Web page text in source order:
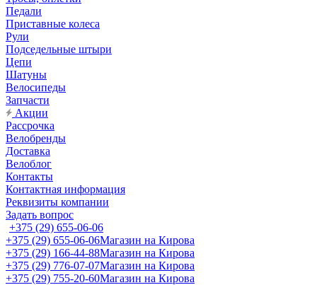
Педали
Приставные колеса
Рули
Подседельные штыри
Цепи
Шатуны
Велосипеды
Запчасти
Акции
Рассрочка
Велобренды
Доставка
Велоблог
Контакты
Контактная информация
Реквизиты компании
Задать вопрос
+375 (29) 655-06-06
+375 (29) 655-06-06Магазин на Кирова
+375 (29) 166-44-88Магазин на Кирова
+375 (29) 776-07-07Магазин на Кирова
+375 (29) 755-20-60Магазин на Кирова